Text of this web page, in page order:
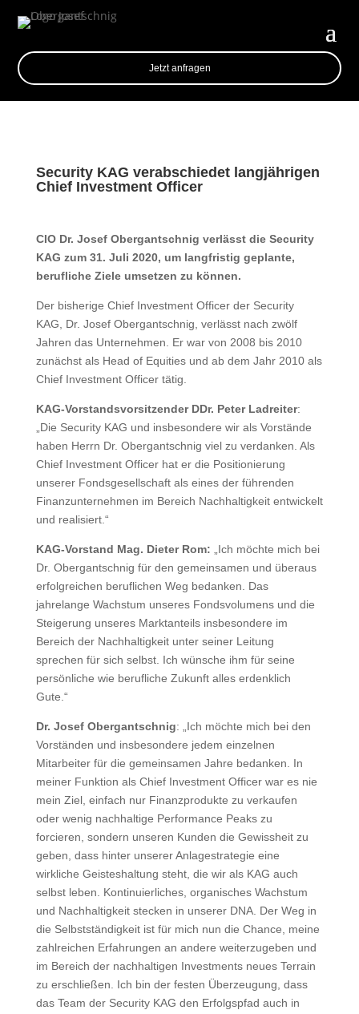
Jetzt anfragen
Security KAG verabschiedet langjährigen
Chief Investment Officer
CIO Dr. Josef Obergantschnig verlässt die Security
KAG zum 31. Juli 2020, um langfristig geplante,
berufliche Ziele umsetzen zu können.
Der bisherige Chief Investment Officer der Security
KAG, Dr. Josef Obergantschnig, verlässt nach zwölf
Jahren das Unternehmen. Er war von 2008 bis 2010
zunächst als Head of Equities und ab dem Jahr 2010 als
Chief Investment Officer tätig.
KAG-Vorstandsvorsitzender DDr. Peter Ladreiter:
„Die Security KAG und insbesondere wir als Vorstände
haben Herrn Dr. Obergantschnig viel zu verdanken. Als
Chief Investment Officer hat er die Positionierung
unserer Fondsgesellschaft als eines der führenden
Finanzunternehmen im Bereich Nachhaltigkeit entwickelt
und realisiert.“
KAG-Vorstand Mag. Dieter Rom: „Ich möchte mich bei
Dr. Obergantschnig für den gemeinsamen und überaus
erfolgreichen beruflichen Weg bedanken. Das
jahrelange Wachstum unseres Fondsvolumens und die
Steigerung unseres Marktanteils insbesondere im
Bereich der Nachhaltigkeit unter seiner Leitung
sprechen für sich selbst. Ich wünsche ihm für seine
persönliche wie berufliche Zukunft alles erdenklich
Gute.“
Dr. Josef Obergantschnig: „Ich möchte mich bei den
Vorständen und insbesondere jedem einzelnen
Mitarbeiter für die gemeinsamen Jahre bedanken. In
meiner Funktion als Chief Investment Officer war es nie
mein Ziel, einfach nur Finanzprodukte zu verkaufen
oder wenig nachhaltige Performance Peaks zu
forcieren, sondern unseren Kunden die Gewissheit zu
geben, dass hinter unserer Anlagestrategie eine
wirkliche Geisteshaltung steht, die wir als KAG auch
selbst leben. Kontinuierliches, organisches Wachstum
und Nachhaltigkeit stecken in unserer DNA. Der Weg in
die Selbstständigkeit ist für mich nun die Chance, meine
zahlreichen Erfahrungen an andere weiterzugeben und
im Bereich der nachhaltigen Investments neues Terrain
zu erschließen. Ich bin der festen Überzeugung, dass
das Team der Security KAG den Erfolgspfad auch in